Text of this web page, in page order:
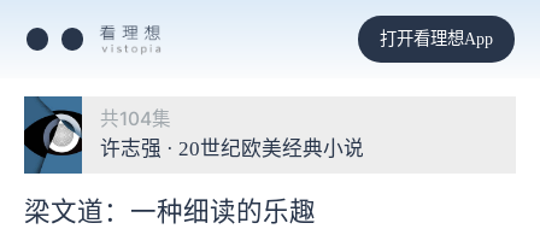
打开看理想App
共104集
许志强 · 20世纪欧美经典小说
梁文道：一种细读的乐趣